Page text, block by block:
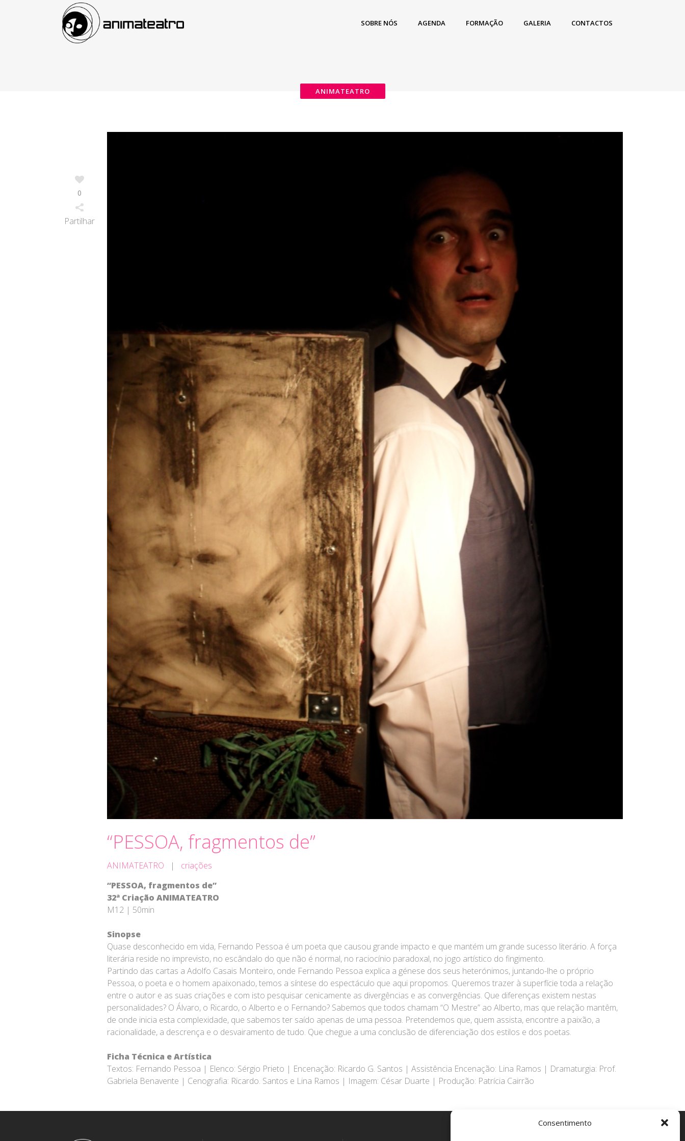
Consentimento
SOBRE NÓS AGENDA FORMAÇÃO GALERIA CONTACTOS
0
Partilhar
“PESSOA, fragmentos de”
ANIMATEATRO | criações
“PESSOA, fragmentos de”
32ª Criação ANIMATEATRO
M12 | 50min
Sinopse
Quase desconhecido em vida, Fernando Pessoa é um poeta que causou grande impacto e que mantém um grande sucesso literário. A força
literária reside no imprevisto, no escândalo do que não é normal, no raciocínio paradoxal, no jogo artístico do fingimento.
Partindo das cartas a Adolfo Casais Monteiro, onde Fernando Pessoa explica a génese dos seus heterónimos, juntando-lhe o próprio
Pessoa, o poeta e o homem apaixonado, temos a síntese do espectáculo que aqui propomos. Queremos trazer à superfície toda a relação
entre o autor e as suas criações e com isto pesquisar cenicamente as divergências e as convergências. Que diferenças existem nestas
personalidades? O Álvaro, o Ricardo, o Alberto e o Fernando? Sabemos que todos chamam “O Mestre” ao Alberto, mas que relação mantêm,
de onde inicia esta complexidade, que sabemos ter saído apenas de uma pessoa. Pretendemos que, quem assista, encontre a paixão, a
racionalidade, a descrença e o desvairamento de tudo. Que chegue a uma conclusão de diferenciação dos estilos e dos poetas.
Ficha Técnica e Artística
Textos: Fernando Pessoa | Elenco: Sérgio Prieto | Encenação: Ricardo G. Santos | Assistência Encenação: Lina Ramos | Dramaturgia: Prof.
Gabriela Benavente | Cenografia: Ricardo. Santos e Lina Ramos | Imagem: César Duarte | Produção: Patrícia Cairrão